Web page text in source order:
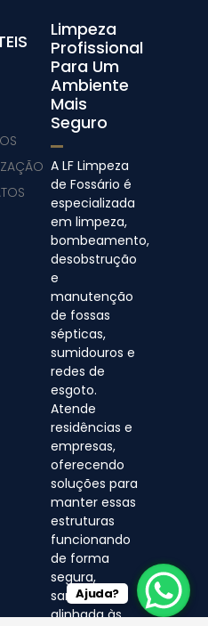
Limpeza
Profissional
Para Um
Ambiente
Mais
Seguro
A LF Limpeza
de Fossário é
especializada
em limpeza,
bombeamento,
desobstrução
e
manutenção
de fossas
sépticas,
sumidouros e
redes de
esgoto.
Atende
residências e
empresas,
oferecendo
soluções para
manter essas
estruturas
funcionando
de forma
segura,
sanitária e
alinhada às
Ajuda?